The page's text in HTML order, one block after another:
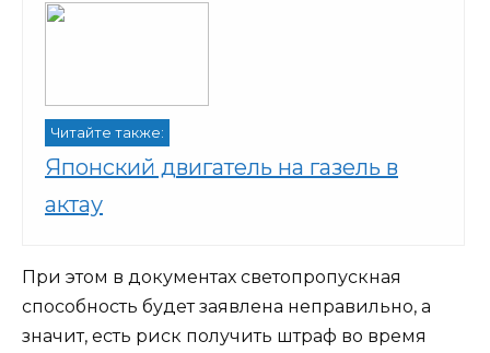
Читайте также:
Японский двигатель на газель в
актау
При этом в документах светопропускная
способность будет заявлена неправильно, а
значит, есть риск получить штраф во время